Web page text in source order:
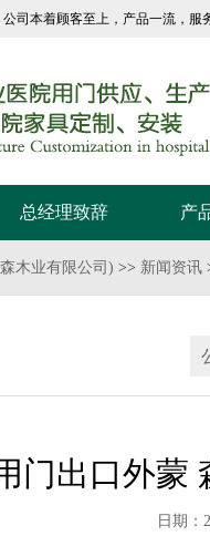
司本着顾客至上，产品一流，
总经理致辞 产
宁夏医院门厂家 四川
木业有限公司) >> 新闻资讯
门出口外蒙
日期：